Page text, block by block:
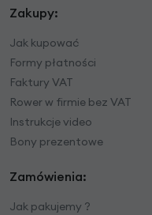
Zakupy:
Jak kupować
Formy płatności
Faktury VAT
Rower w firmie bez VAT
Instrukcje video
Bony prezentowe
Zamówienia:
Jak pakujemy ?